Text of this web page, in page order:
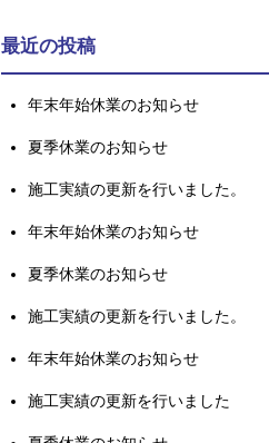
最近の投稿
年末年始休業のお知らせ
夏季休業のお知らせ
施工実績の更新を行いました。
年末年始休業のお知らせ
夏季休業のお知らせ
施工実績の更新を行いました。
年末年始休業のお知らせ
施工実績の更新を行いました